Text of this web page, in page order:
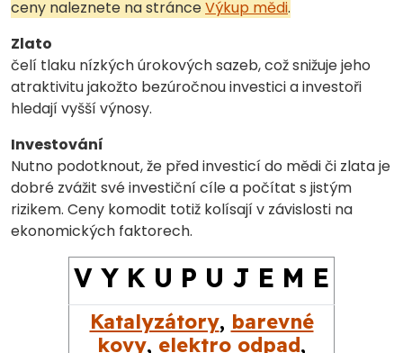
ceny naleznete na stránceVýkup mědi.
Zlato
čelí tlaku nízkých úrokových sazeb, což snižuje jeho
atraktivitu jakožto bezúročnou investici a investoři
hledají vyšší výnosy.
Investování
Nutno podotknout, že před investicí do mědi či zlata je
dobré zvážit své investiční cíle a počítat s jistým
rizikem. Ceny komodit totiž kolísají v závislosti na
ekonomických faktorech.
V Y K U P U J E M E
Katalyzátory, barevné
kovy, elektro odpad,